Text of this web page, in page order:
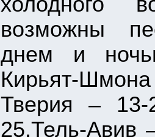
возможны
днем и
Кирьят-
Тверия –
25.Тель-Авив